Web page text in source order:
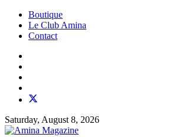
Boutique
Le Club Amina
Contact
Saturday, August 8, 2026